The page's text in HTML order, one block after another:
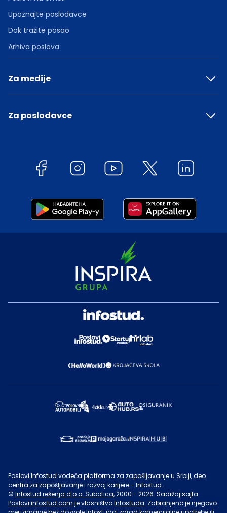
Upoznajte poslodavce
Dok tražite posao
Arhiva poslova
Za medije
Za poslodavce
Poslovi Infostud vodeća platforma za zapošljavanje u Srbiji, deo
centra za zapošljavanje i razvoj karijere - Infostud.
© Infostud rešenja d.o.o. Subotica, 2000 - 2026. Sadržaj sajta
Poslovi.infostud.com je vlasništvoInfostuda. Zabranjeno je njegovo